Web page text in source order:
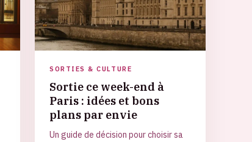
SORTIES & CULTURE
Sortie ce week-end à
Paris : idées et bons
plans par envie
Un guide de décision pour choisir sa